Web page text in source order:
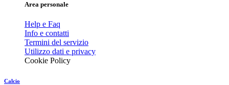
Area personale
Help e Faq
Info e contatti
Termini del servizio
Utilizzo dati e privacy
Cookie Policy
Calcio